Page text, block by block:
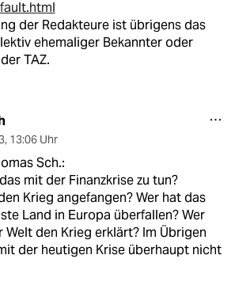
der Redakteure ist übrigens das
ehemaliger Bekannter oder
TAZ.
, 13:06 Uhr
Sch.:
mit der Finanzkrise zu tun?
Krieg angefangen? Wer hat das
Land in Europa überfallen? Wer
Welt den Krieg erklärt? Im Übrigen
der heutigen Krise überhaupt nicht